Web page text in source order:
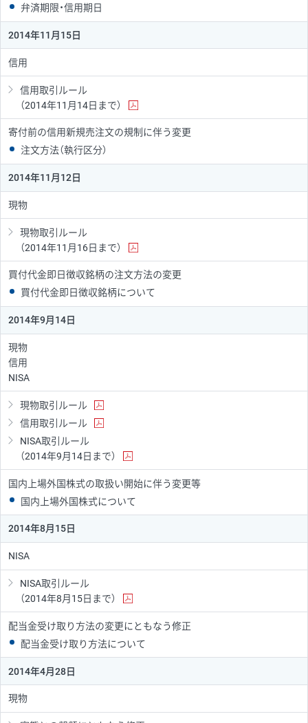
弁済期限・信用期日
2014年11月15日
信用
信用取引ルール
（2014年11月14日まで）
寄付前の信用新規売注文の規制に伴う変更
注文方法（執行区分）
2014年11月12日
現物
現物取引ルール
（2014年11月16日まで）
買付代金即日徴収銘柄の注文方法の変更
買付代金即日徴収銘柄について
2014年9月14日
現物
信用
NISA
現物取引ルール
信用取引ルール
NISA取引ルール
（2014年9月14日まで）
国内上場外国株式の取扱い開始に伴う変更等
国内上場外国株式について
2014年8月15日
NISA
NISA取引ルール
（2014年8月15日まで）
配当金受け取り方法の変更にともなう修正
配当金受け取り方法について
2014年4月28日
現物